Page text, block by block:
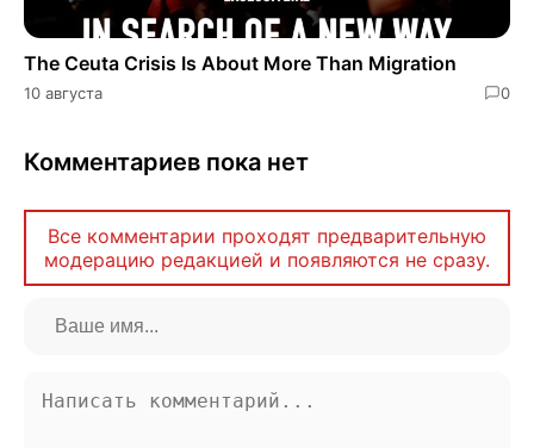
The Ceuta Crisis Is About More Than Migration
10 августа 0
Комментариев пока нет
Все комментарии проходят предварительную
модерацию редакцией и появляются не сразу.